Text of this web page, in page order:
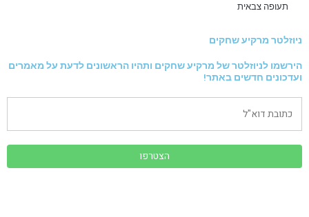
תעופה צבאית
ניוזלטר מרקיע שחקים
הירשמו לניוזלטר של מרקיע שחקים ותהיו הראשונים לדעת על מאמרים
ועדכונים חדשים באתר!